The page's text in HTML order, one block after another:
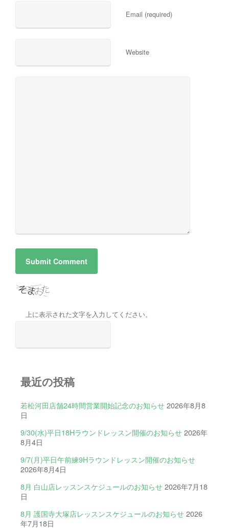
Email (required)
Website
上に表示された文字を入力してください。
最近の投稿
若松河田店舗24時間営業開始記念のお知らせ 2026年8月8
日
9/30(水)平日18Hラウンドレッスン開催のお知らせ 2026年
8月4日
9/7(月)平日午前練9Hラウンドレッスン開催のお知らせ
2026年8月4日
8月 白山店レッスンスケジュールのお知らせ 2026年7月18
日
8月 護国寺大塚店レッスンスケジュールのお知らせ 2026
年7月18日